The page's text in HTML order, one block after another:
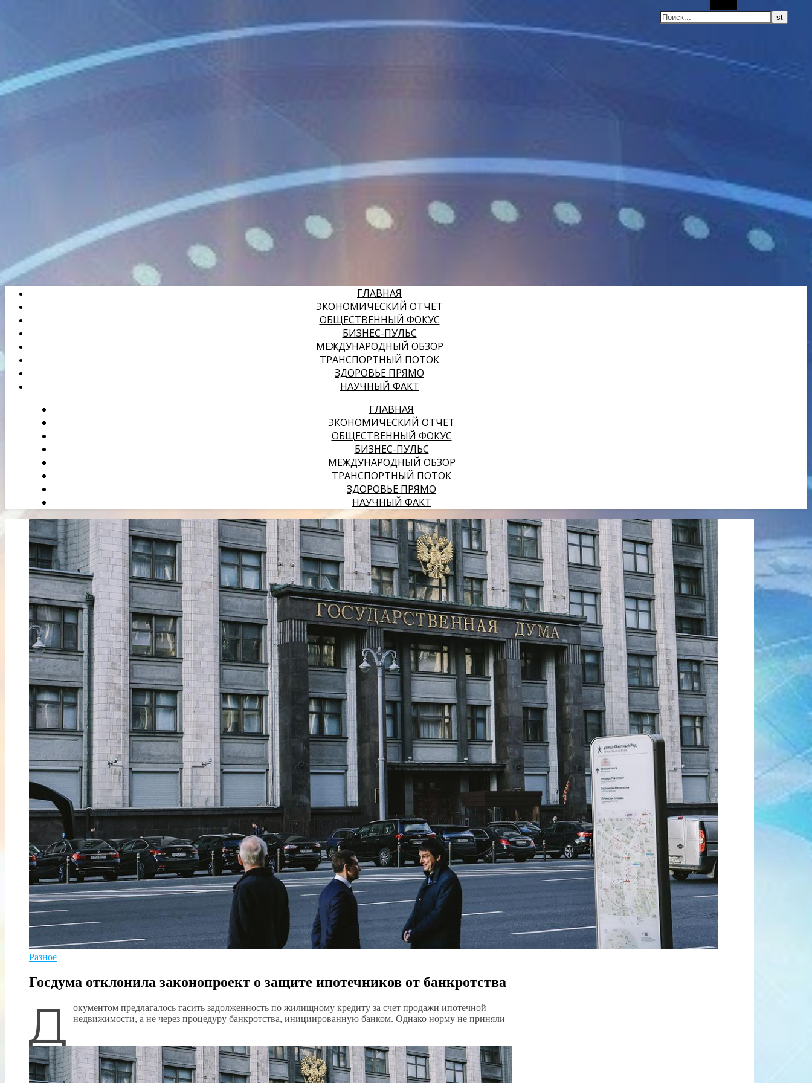
ГЛАВНАЯ
ЭКОНОМИЧЕСКИЙ ОТЧЕТ
ОБЩЕСТВЕННЫЙ ФОКУС
БИЗНЕС-ПУЛЬС
МЕЖДУНАРОДНЫЙ ОБЗОР
ТРАНСПОРТНЫЙ ПОТОК
ЗДОРОВЬЕ ПРЯМО
НАУЧНЫЙ ФАКТ
ГЛАВНАЯ
ЭКОНОМИЧЕСКИЙ ОТЧЕТ
ОБЩЕСТВЕННЫЙ ФОКУС
БИЗНЕС-ПУЛЬС
МЕЖДУНАРОДНЫЙ ОБЗОР
ТРАНСПОРТНЫЙ ПОТОК
ЗДОРОВЬЕ ПРЯМО
НАУЧНЫЙ ФАКТ
Разное
Госдума отклонила законопроект о защите ипотечников от банкротства
Д
окументом предлагалось гасить задолженность по жилищному кредиту за счет продажи ипотечной
недвижимости, а не через процедуру банкротства, инициированную банком. Однако норму не приняли